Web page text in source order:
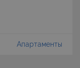
Апартаменты